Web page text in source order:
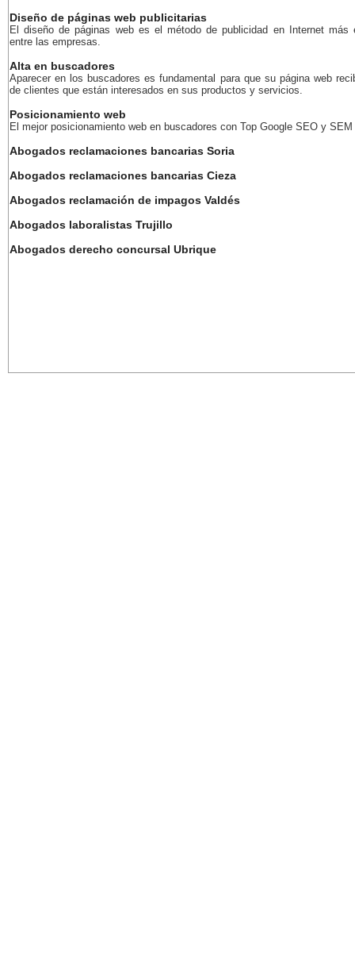
Diseño de páginas web publicitarias
El diseño de páginas web es el método de publicidad en Internet más
entre las empresas.
Alta en buscadores
Aparecer en los buscadores es fundamental para que su página web
de clientes que están interesados en sus productos y servicios.
Posicionamiento web
El mejor posicionamiento web en buscadores con Top Google SEO y SEM
Abogados reclamaciones bancarias Soria
Abogados reclamaciones bancarias Cieza
Abogados reclamación de impagos Valdés
Abogados laboralistas Trujillo
Abogados derecho concursal Ubrique